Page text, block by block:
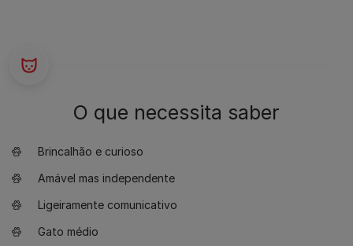
O que necessita saber
Brincalhão e curioso
Amável mas independente
Ligeiramente comunicativo
Gato médio